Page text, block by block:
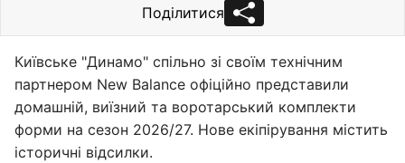
Поділитися
Київське "Динамо" спільно зі своїм технічним
партнером New Balance офіційно представили
домашній, виїзний та воротарський комплекти
форми на сезон 2026/27. Нове екіпірування містить
історичні відсилки.